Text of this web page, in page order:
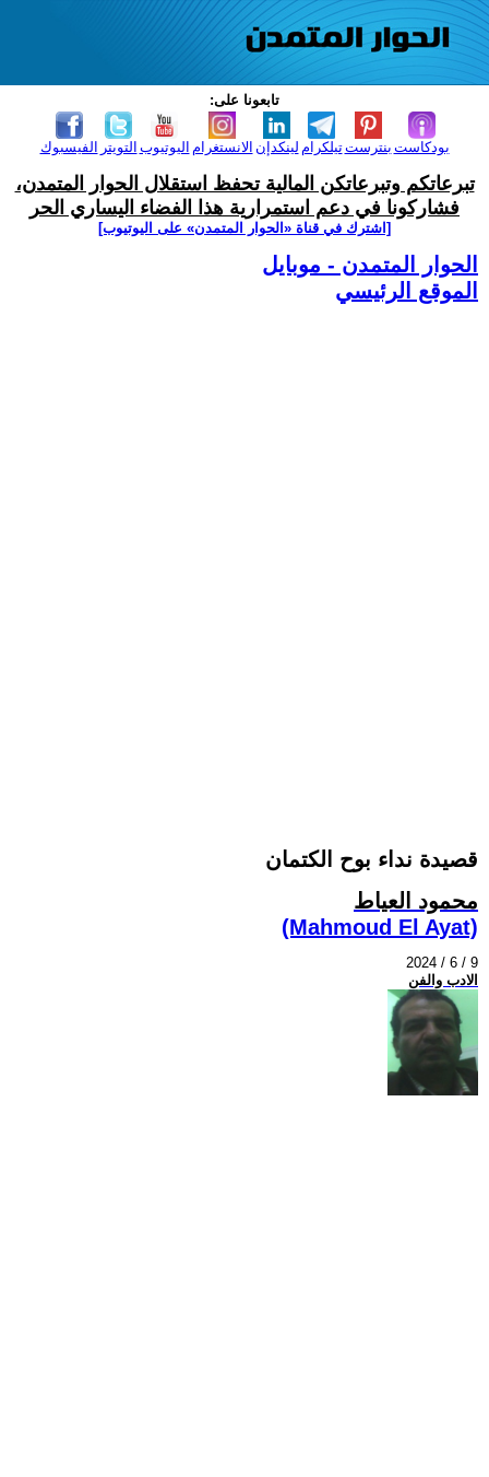
تابعونا على:
الفيسبوك التويتر اليوتيوب الانستغرام لينكدإن تيلكرامبنترست بودكاست
تبرعاتكم وتبرعاتكن المالية تحفظ استقلال الحوار المتمدن،
فشاركونا في دعم استمرارية هذا الفضاء اليساري الحر
[اشترك في قناة ‫«الحوار المتمدن» على اليوتيوب]
الحوار المتمدن - موبايل
الموقع الرئيسي
قصيدة نداء بوح الكتمان
محمود العياط
(Mahmoud El Ayat)
2024 / 6 / 9
الادب والفن